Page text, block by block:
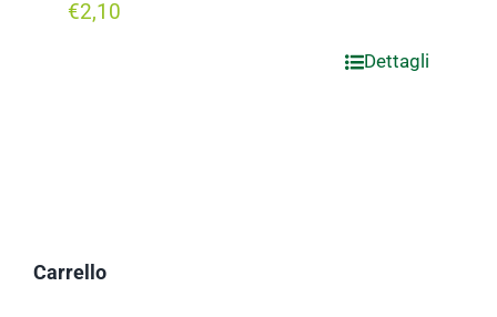
€2,10
Dettagli
Carrello